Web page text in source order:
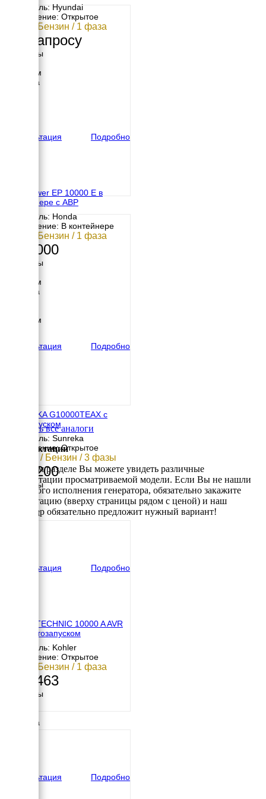
Двигатель: Hyundai
Исполнение: Открытое
9 кВт / Бензин / 1 фаза
По запросу
Размеры
1060 мм
Ширина
Консультация
Подробно
Europower EP 10000 Е в
контейнере с АВР
Двигатель: Honda
Исполнение: В контейнере
9 кВт / Бензин / 1 фаза
719 000
Размеры
1600 мм
Ширина
1250 мм
Консультация
Подробно
SUNREKA G10000TEAX с
автозапуском
Двигатель: Sunreka
Исполнение: Открытое
9.2 кВт / Бензин / 3 фазы
169 200
Размеры
Ширина
Консультация
Подробно
SDMO TECHNIC 10000 A AVR
C5 с автозапуском
Двигатель: Kohler
Исполнение: Открытое
9 кВт / Бензин / 1 фаза
453 463
Размеры
Ширина
Консультация
Подробно
Смотреть все аналоги
Комплектации
В данном разделе Вы можете увидеть различные
комплектации просматриваемой модели. Если Вы не нашли
требуемого исполнения генератора, обязательно закажите
консультацию (вверху страницы рядом с ценой) и наш
менеджер обязательно предложит нужный вариант!